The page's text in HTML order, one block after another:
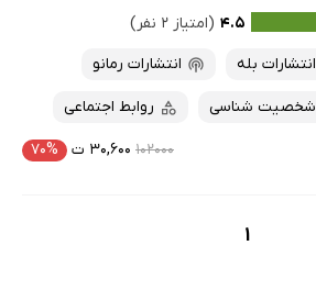
پرفروش‌ها
پربحث‌ها
ارزان ترین‌ها
۴.۵ (امتیاز ۲ نفر)
انتشارات بله
انتشارات رمانو
شخصیت شناسی روابط اجتماعی
۱۰۲۰۰۰ ۳۰,۶۰۰ ت ۷۰%
1